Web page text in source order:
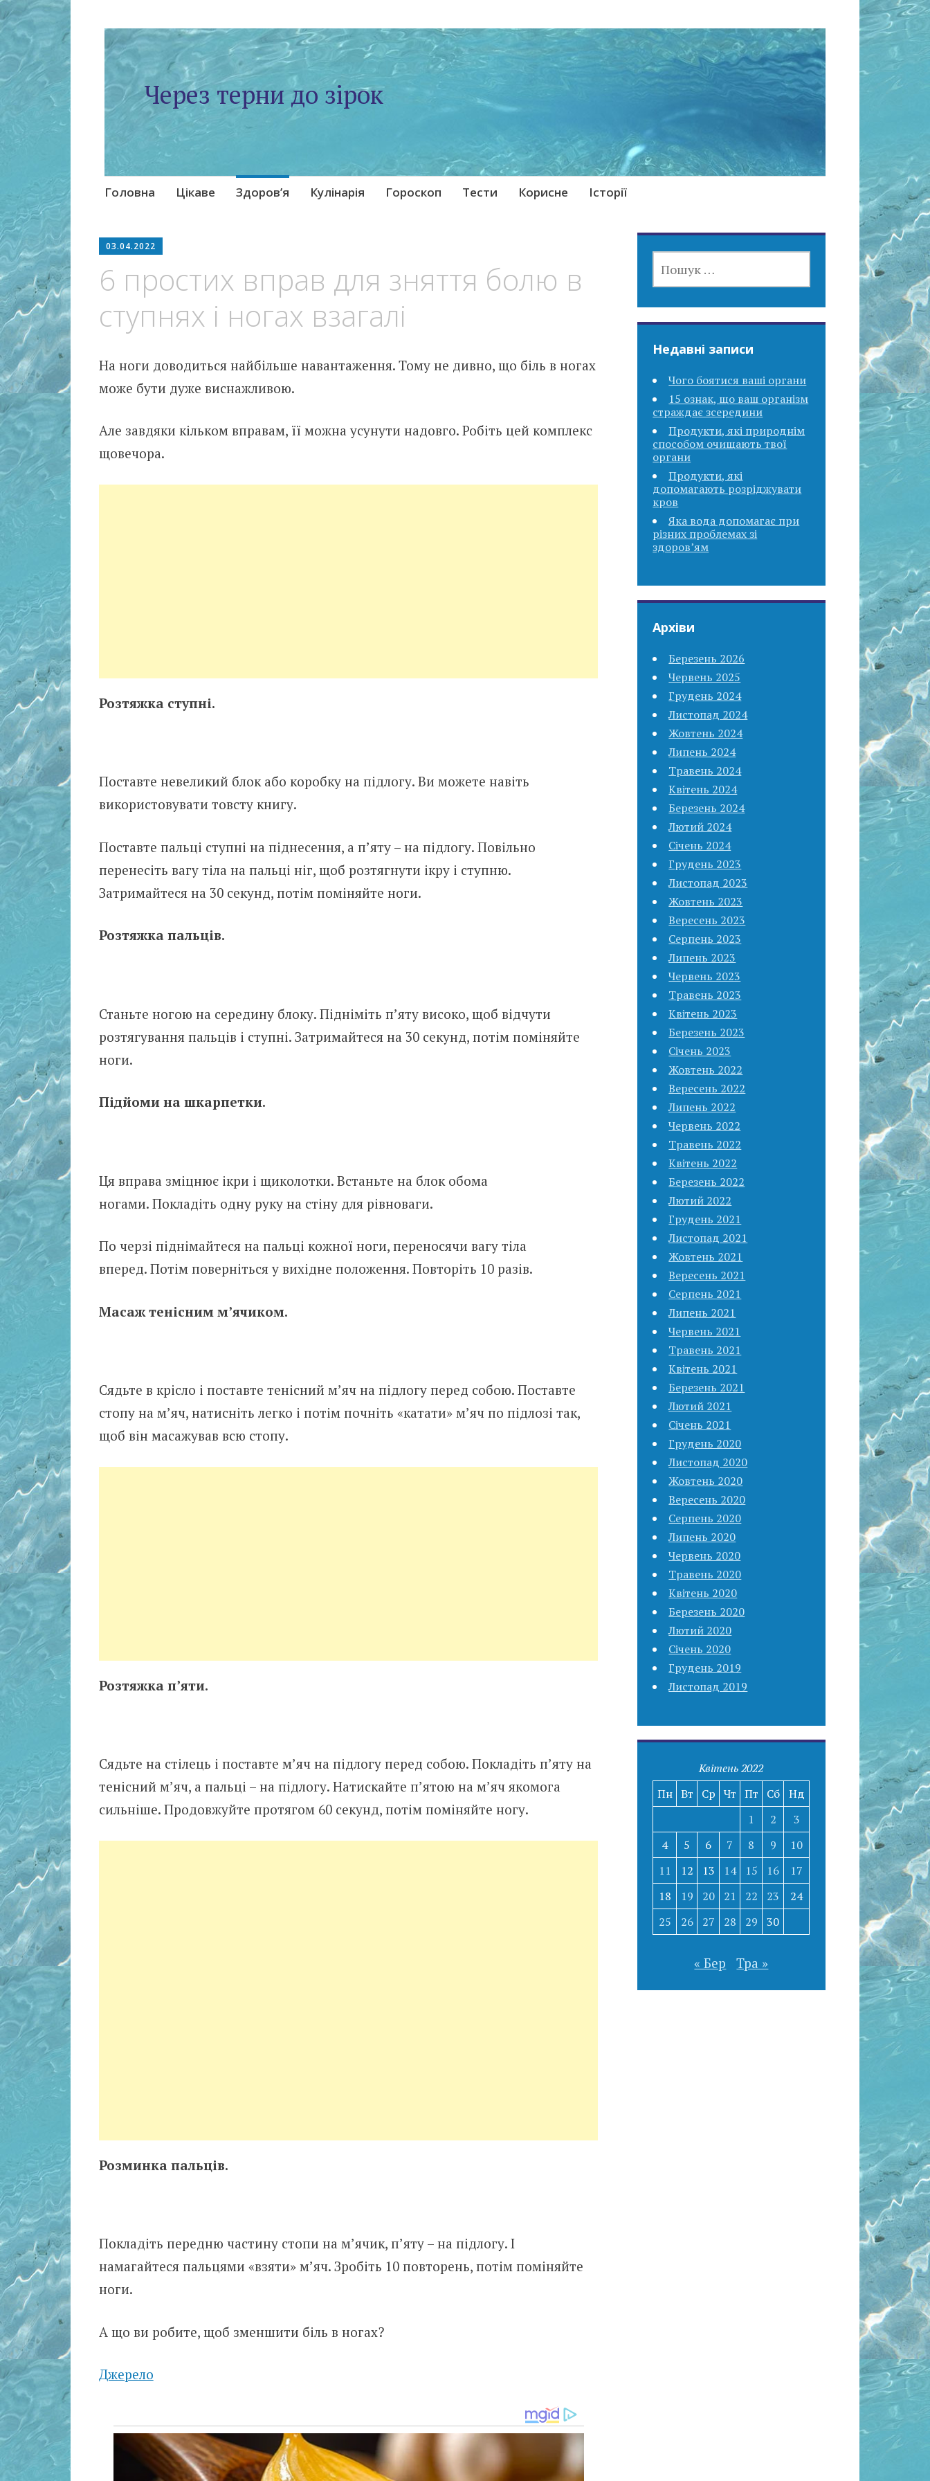
Через терни до зірок
Skip
Головна Цікаве Здоров’я Кулінарія Гороскоп Тести Корисне Історії
03.04.2022
6 простих вправ для зняття болю в
ступнях і ногах взагалі
На ноги доводиться найбільше навантаження. Тому не дивно, що біль в ногах
може бути дуже виснажливою.
Але завдяки кільком вправам, її можна усунути надовго. Робіть цей комплекс
щовечора.
Розтяжка ступні.
Поставте невеликий блок або коробку на підлогу. Ви можете навіть
використовувати товсту книгу.
Поставте пальці ступні на піднесення, а п’яту – на підлогу. Повільно
перенесіть вагу тіла на пальці ніг, щоб розтягнути ікру і ступню.
Затримайтеся на 30 секунд, потім поміняйте ноги.
Розтяжка пальців.
Станьте ногою на середину блоку. Підніміть п’яту високо, щоб відчути
розтягування пальців і ступні. Затримайтеся на 30 секунд, потім поміняйте
ноги.
Підйоми на шкарпетки.
Ця вправа зміцнює ікри і щиколотки. Встаньте на блок обома
ногами. Покладіть одну руку на стіну для рівноваги.
По черзі піднімайтеся на пальці кожної ноги, переносячи вагу тіла
вперед. Потім поверніться у вихідне положення. Повторіть 10 разів.
Масаж тенісним м’ячиком.
Сядьте в крісло і поставте тенісний м’яч на підлогу перед собою. Поставте
стопу на м’яч, натисніть легко і потім почніть «катати» м’яч по підлозі так,
щоб він масажував всю стопу.
Розтяжка п’яти.
Сядьте на стілець і поставте м’яч на підлогу перед собою. Покладіть п’яту на
тенісний м’яч, а пальці – на підлогу. Натискайте п’ятою на м’яч якомога
сильніше. Продовжуйте протягом 60 секунд, потім поміняйте ногу.
Розминка пальців.
Покладіть передню частину стопи на м’ячик, п’яту – на підлогу. І
намагайтеся пальцями «взяти» м’яч. Зробіть 10 повторень, потім поміняйте
ноги.
А що ви робите, щоб зменшити біль в ногах?
Джерело
Недавні записи
Чого боятися ваші органи
15 ознак, що ваш організм
страждає зсередини
Продукти, які природнім
способом очищають твої
органи
Продукти, які
допомагають розріджувати
кров
Яка вода допомагає при
різних проблемах зі
здоров’ям
Архіви
Березень 2026
Червень 2025
Грудень 2024
Листопад 2024
Жовтень 2024
Липень 2024
Травень 2024
Квітень 2024
Березень 2024
Лютий 2024
Січень 2024
Грудень 2023
Листопад 2023
Жовтень 2023
Вересень 2023
Серпень 2023
Липень 2023
Червень 2023
Травень 2023
Квітень 2023
Березень 2023
Січень 2023
Жовтень 2022
Вересень 2022
Липень 2022
Червень 2022
Травень 2022
Квітень 2022
Березень 2022
Лютий 2022
Грудень 2021
Листопад 2021
Жовтень 2021
Вересень 2021
Серпень 2021
Липень 2021
Червень 2021
Травень 2021
Квітень 2021
Березень 2021
Лютий 2021
Січень 2021
Грудень 2020
Листопад 2020
Жовтень 2020
Вересень 2020
Серпень 2020
Липень 2020
Червень 2020
Травень 2020
Квітень 2020
Березень 2020
Лютий 2020
Січень 2020
Грудень 2019
Листопад 2019
Квітень 2022
Пн Вт Ср Чт Пт Сб Нд
1
2
3
4
5 6 7 8 9
10
11
12 13 14 15 16
17
18
19 20 21 22 23
24
25
26 27 28 29 30
« Бер Тра »